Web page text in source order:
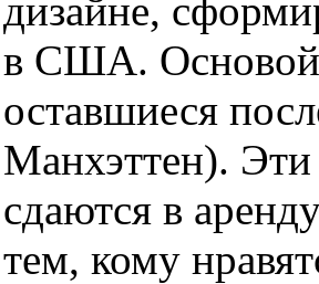
дизайне,
в США. Основой
оставшиеся
Манхэттен).
сдаются в
тем, кому